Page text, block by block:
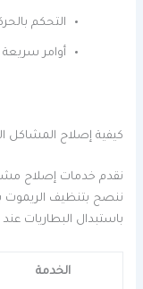
التحكم
أوامر
كيفية إصلاح المشاكل
نقدم خدمات إصلاح
ننصح بتنظيف الريموت
باستبدال البطاريات عند
الخدمة